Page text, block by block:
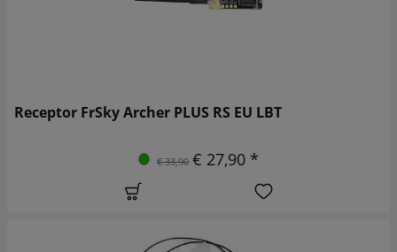
Receptor FrSky Archer PLUS RS EU LBT
€ 33,90 € 27,90 *